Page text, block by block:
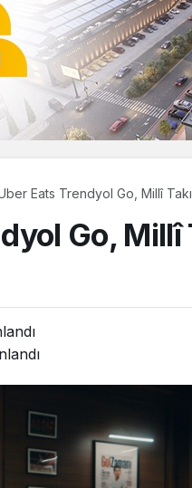
Eats Trendyol Go, Millî
Go,